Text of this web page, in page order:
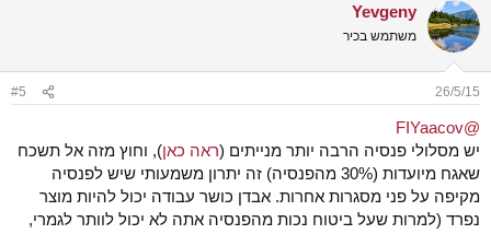
c
t
i
s
Yevgeny
משתמש בכיר
26/5/15
#5
@FIYaacov
יש מסלולי פנסיה הרבה יותר מנייתים (ראה כאן), וחוץ מזה אל תשכח
שאגח מיועדות (30% מהפנסיה) זה יתרון משמעותי שיש לפנסיה
מקיפה על פני מסגרות אחרות. אבדן כושר עבודה יכול להיות מוצר
נפרד (למרות שעל ביטוח נכות מהפנסיה אתה לא יכול לוותר לגמרי,